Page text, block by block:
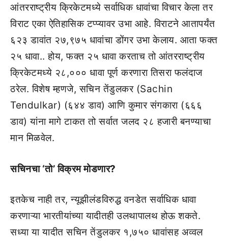
आंतरराष्ट्रीय क्रिकेटमध्ये सर्वाधिक धावांचा विचार केला तर
विराट एका ऐतिहासिक टप्प्यावर उभा आहे. विराटने आतापर्यंत
६२३ डावांत २७,९७५ धावांचा डोंगर उभा केलाय. आता फक्त
२५ धावा.. होय, फक्त २५ धावा करताच तो आंतरराष्ट्रीय
क्रिकेटमध्ये २८,००० धावा पूर्ण करणारा तिसरा फलंदाज
ठरेल. विशेष म्हणजे, सचिन तेंडुलकर (Sachin
Tendulkar) (६४४ डाव) आणि कुमार संगकारा (६६६
डाव) यांना मागे टाकत तो सर्वात जलद २८ हजारी बनण्याचा
मान मिळवेल.
सचिनचा ‘तो’ विक्रम मोडणार?
इतकेच नाही तर, न्यूझीलंडविरुद्ध वनडेत सर्वाधिक धावा
करणाऱ्या भारतीयांच्या यादीतही उलथापालथ होऊ शकते.
सध्या या यादीत सचिन तेंडुलकर १,७५० धावांसह अव्वल